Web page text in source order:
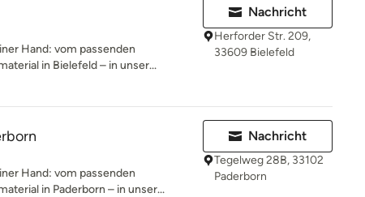
Hand: vom passenden
in Bielefeld – in unser...
Nachricht
Herforder Str. 209,
33609 Bielefeld
Hand: vom passenden
in Paderborn – in unser...
Nachricht
Tegelweg 28B, 33102
Paderborn